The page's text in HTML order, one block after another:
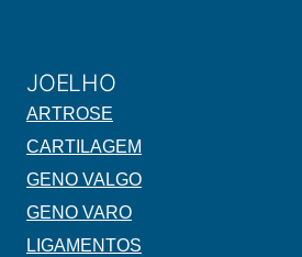
JOELHO
ARTROSE
CARTILAGEM
GENO VALGO
GENO VARO
LIGAMENTOS